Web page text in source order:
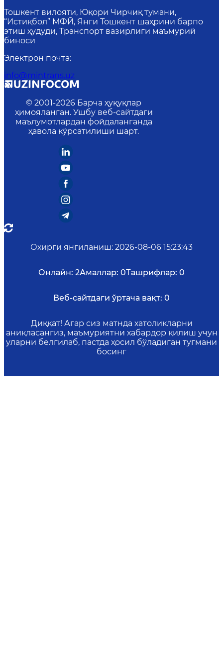
Тошкент вилояти, Юқори Чирчиқ тумани,
“Истиқбол” МФЙ, Янги Тошкент шаҳрини барпо
этиш ҳудуди, Транспорт вазирлиги маъмурий
биноси
Электрон почта:
info@mintrans.uz
© 2001-2026 Барча ҳуқуқлар
ҳимояланган. Ушбу веб-сайтдаги
маълумотлардан фойдаланганда
ҳавола кўрсатилиши шарт.
Охирги янгиланиш: 2026-08-06 15:23:43
Онлайн: 2Амаллар: 0Ташрифлар: 0
Веб-сайтдаги ўртача вақт: 0
Диққат! Агар сиз матнда хатоликларни
аниқласангиз, маъмуриятни хабардор қилиш учун
уларни белгилаб, пастда ҳосил бўладиган тугмани
босинг